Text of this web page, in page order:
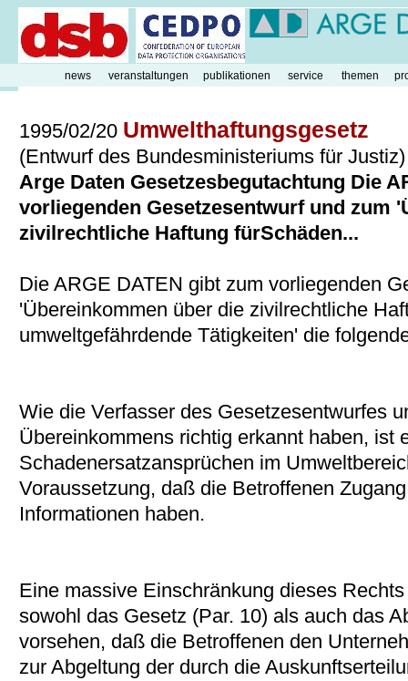
1995/02/20 Umwelthaftungsgesetz
(Entwurf des Bundesministeriums für Justiz)
Arge Daten Gesetzesbegutachtung Die
vorliegenden Gesetzesentwurf und zum
zivilrechtliche Haftung fürSchäden...
Die ARGE DATEN gibt zum vorliegenden
'Übereinkommen über die zivilrechtliche
umweltgefährdende Tätigkeiten' die
Wie die Verfasser des Gesetzesentwurfes
Übereinkommens richtig erkannt haben, ist
Schadenersatzansprüchen im
Voraussetzung, daß die Betroffenen
Informationen haben.
Eine massive Einschränkung dieses
sowohl das Gesetz (Par. 10) als auch das
vorsehen, daß die Betroffenen den
zur Abgeltung der durch die
news veranstaltungen publikationen service themen